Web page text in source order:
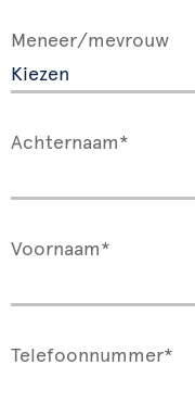
Meneer/mevrouw
Achternaam*
Voornaam*
Telefoonnummer*